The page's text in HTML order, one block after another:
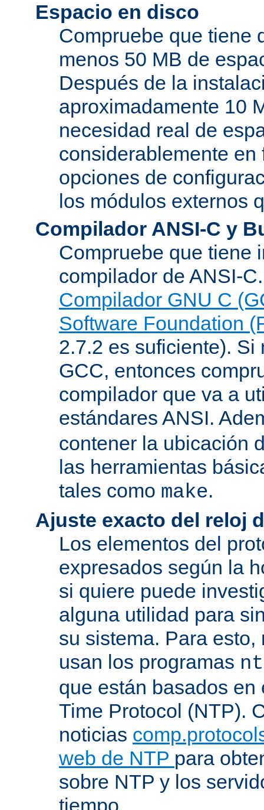
Espacio en disco
Compruebe que tiene
menos 50 MB de
Después de la
aproximadamente 10
necesidad real de
considerablemente en
opciones de
los módulos externos
Compilador ANSI-C y
Compruebe que tiene
compilador de ANSI-
Compilador GNU C
Software Foundation
2.7.2 es suficiente).
GCC, entonces
compilador que va a
estándares ANSI.
contener la ubicación
las herramientas
tales como make.
Ajuste exacto del reloj
Los elementos del
expresados según la
si quiere puede
alguna utilidad para
su sistema. Para esto,
usan los programas
que están basados
Time Protocol (NTP).
noticias
web de NTP para
sobre NTP y los
tiempo.